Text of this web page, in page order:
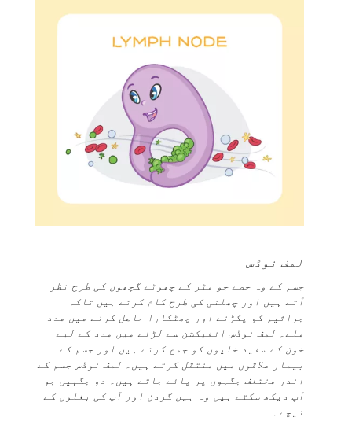
لمف نوڈس
جسم کے وہ حصے جو مٹر کے چھوٹے گچھوں کی طرح نظر
آتے ہیں اور چھلنی کی طرح کام کرتے ہیں تاکہ
جراثیم کو پکڑنے اور چھٹکارا حاصل کرنے میں مدد
ملے۔ لمف نوڈس انفیکشن سے لڑنے میں مدد کے لیے
خون کے سفید خلیوں کو جمع کرتے ہیں اور جسم کے
بیمار علاقوں میں منتقل کرتے ہیں۔ لمف نوڈس جسم کے
اندر مختلف جگہوں پر پائے جاتے ہیں۔ دو جگہیں جو
آپ دیکھ سکتے ہیں وہ ہیں گردن اور آپ کی بغلوں کے
نیچے۔